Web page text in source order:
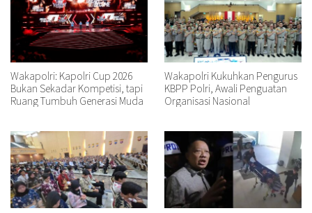
Wakapolri: Kapolri Cup 2026
Bukan Sekadar Kompetisi, tapi
Ruang Tumbuh Generasi Muda
Wakapolri Kukuhkan Pengurus
KBPP Polri, Awali Penguatan
Organisasi Nasional